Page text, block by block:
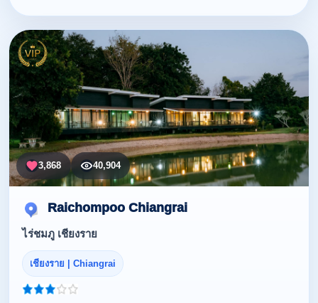
3,868 40,904
Raichompoo Chiangrai
ไร่ชมภู เชียงราย
เชียงราย | Chiangrai